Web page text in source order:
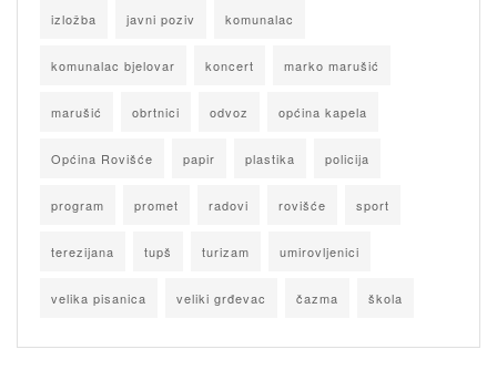
izložba javni poziv komunalac
komunalac bjelovar koncert marko marušić
marušić obrtnici odvoz općina kapela
Općina Rovišće papir plastika policija
program promet radovi rovišće sport
terezijana tupš turizam umirovljenici
velika pisanica veliki grđevac čazma škola